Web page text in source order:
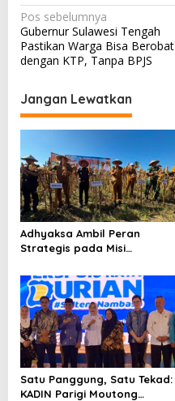
N
a
v
g
a
s
i
p
o
s
Pos sebelumnya
Gubernur Sulawesi Tengah
Pastikan Warga Bisa Berobat
dengan KTP, Tanpa BPJS
Jangan Lewatkan
Adhyaksa Ambil Peran
Strategis pada Misi
Satu Panggung, Satu Tekad:
KADIN Parigi Moutong